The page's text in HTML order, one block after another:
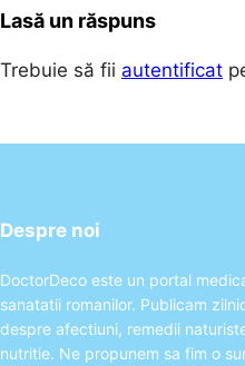
Lasă un răspuns
Trebuie să fii autentificat
Despre noi
DoctorDeco este un portal
sanatatii romanilor. Publicam
despre afectiuni, remedii
nutritie. Ne propunem sa fim o